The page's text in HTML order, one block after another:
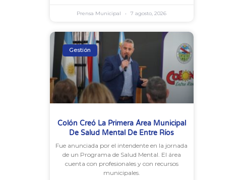
Prensa Municipal 7 agosto, 2026
Gestión
Colón Creó La Primera Área Municipal
De Salud Mental De Entre Ríos
Fue anunciada por el intendente en la jornada
de un Programa de Salud Mental. El área
cuenta con profesionales y con recursos
municipales.